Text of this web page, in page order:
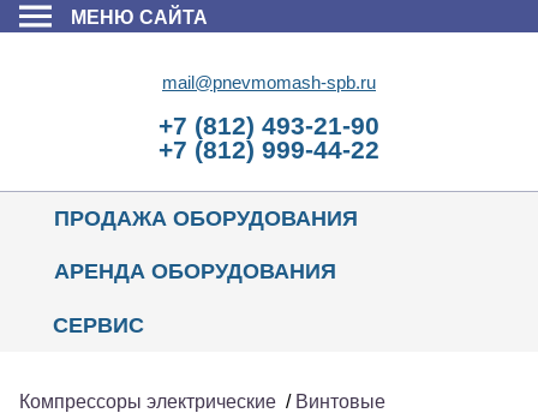
МЕНЮ САЙТА
mail@pnevmomash-spb.ru
+7 (812) 493-21-90
+7 (812) 999-44-22
ПРОДАЖА ОБОРУДОВАНИЯ
АРЕНДА ОБОРУДОВАНИЯ
СЕРВИС
Компрессоры электрические / Винтовые